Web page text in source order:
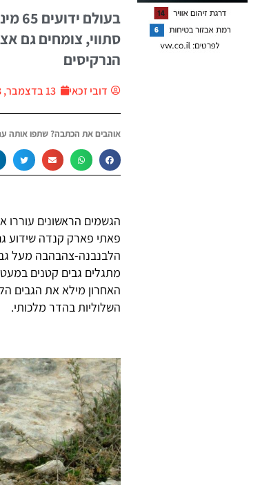
סתווי, צומחים גם
הנרקיסים
דובי זכאי 13 בדצמבר, 2018
אוהבים את הכתבה? שתפו אותה
הגשמים הראשונים עוררו
פאתי פארק קנדה שידוע
הלבנבנה-צהבהבה מעל
מתגלים גבים קטנים
האחרון מילא את הגבים
השלוליות בהדר מלכותי.